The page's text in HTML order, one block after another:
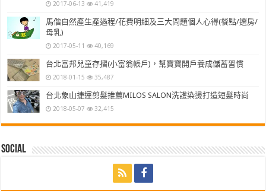
2017-06-13 41,419
馬偕自然產生產過程/花費明細及三大問題個人心得(餐點/選房/
母乳)
2017-05-11 40,169
台北富邦兒童存摺(小富翁帳戶)，幫寶寶開戶養成儲蓄習慣
2018-01-15 35,487
台北象山捷運剪髮推薦MILOS SALON洗護染燙打造短髮時尚
2018-05-07 32,415
Social